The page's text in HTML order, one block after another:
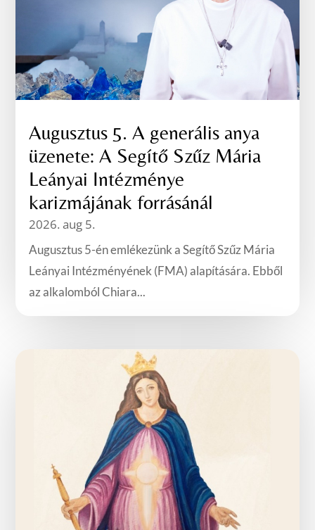
Augusztus 5. A generális anya
üzenete: A Segítő Szűz Mária
Leányai Intézménye
karizmájának forrásánál
2026. aug 5.
Augusztus 5-én emlékezünk a Segítő Szűz Mária
Leányai Intézményének (FMA) alapítására. Ebből
az alkalomból Chiara...